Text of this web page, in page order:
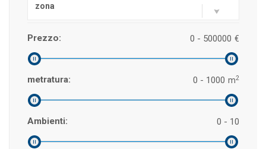
zona
Prezzo: €
0 - 500000
metratura: m2
0 - 1000
Ambienti: 0 - 10